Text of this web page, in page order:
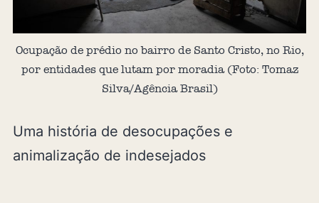
Ocupação de prédio no bairro de Santo Cristo, no Rio,
por entidades que lutam por moradia (Foto: Tomaz
Silva/Agência Brasil)
Uma história de desocupações e
animalização de indesejados